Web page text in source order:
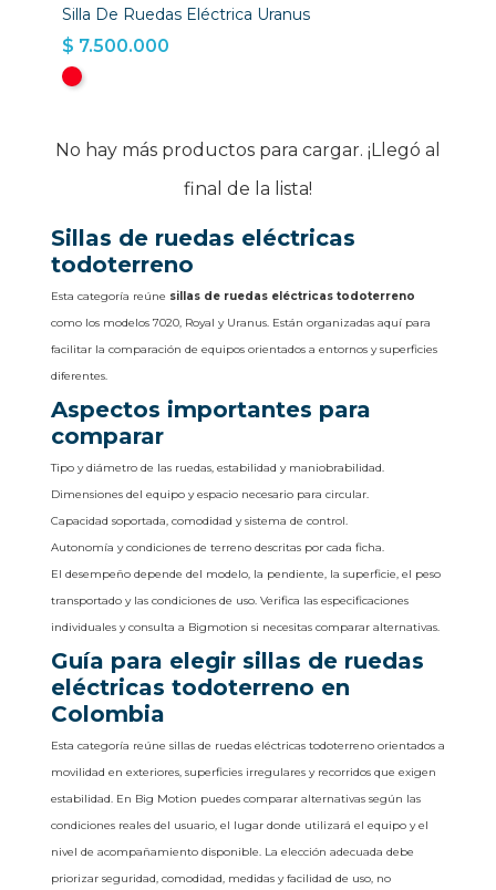
Silla De Ruedas Eléctrica Uranus
$ 7.500.000
No hay más productos para cargar. ¡Llegó al
final de la lista!
Sillas de ruedas eléctricas
todoterreno
Esta categoría reúne sillas de ruedas eléctricas todoterreno
como los modelos 7020, Royal y Uranus. Están organizadas aquí para
facilitar la comparación de equipos orientados a entornos y superficies
diferentes.
Aspectos importantes para
comparar
Tipo y diámetro de las ruedas, estabilidad y maniobrabilidad.
Dimensiones del equipo y espacio necesario para circular.
Capacidad soportada, comodidad y sistema de control.
Autonomía y condiciones de terreno descritas por cada ficha.
El desempeño depende del modelo, la pendiente, la superficie, el peso
transportado y las condiciones de uso. Verifica las especificaciones
individuales y consulta a Bigmotion si necesitas comparar alternativas.
Guía para elegir sillas de ruedas
eléctricas todoterreno en
Colombia
Esta categoría reúne sillas de ruedas eléctricas todoterreno orientados a
movilidad en exteriores, superficies irregulares y recorridos que exigen
estabilidad. En Big Motion puedes comparar alternativas según las
condiciones reales del usuario, el lugar donde utilizará el equipo y el
nivel de acompañamiento disponible. La elección adecuada debe
priorizar seguridad, comodidad, medidas y facilidad de uso, no